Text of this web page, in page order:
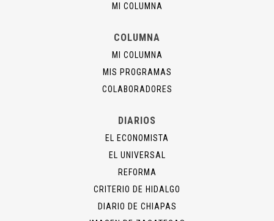
MI COLUMNA
COLUMNA
MI COLUMNA
MIS PROGRAMAS
COLABORADORES
DIARIOS
EL ECONOMISTA
EL UNIVERSAL
REFORMA
CRITERIO DE HIDALGO
DIARIO DE CHIAPAS